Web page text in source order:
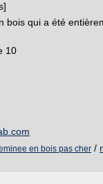
bois qui a été
10
en bois pas cher /